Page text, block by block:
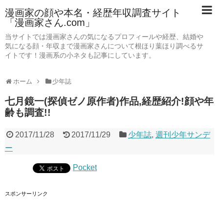
漫画家の顔や本名・経歴年収調査サイト
「漫画家さん.com」
当サイトでは漫画家さんの気になるプロフィールや経歴、結婚や
気になる顔・年収まで漫画家さんについて根ほり葉ほり調べるサ
イトです！漫画系の小ネタも記事にしています。
ホーム 少年誌
七月鏡一(探偵ゼノ原作者)作品,経歴紹介!顔や年
齢も調査!!
2017/11/28 2017/11/29 少年誌,週刊少年サンデ
ー
Pocket
スポンサーリンク